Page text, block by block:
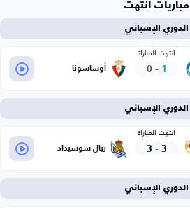
مباريات انتهت
الدوري الإسباني
انتهت المباراة
1
-
0 أوساسونا
الدوري الإسباني
انتهت المباراة
3
-
3 ريال سوسيداد
الدوري الإسباني